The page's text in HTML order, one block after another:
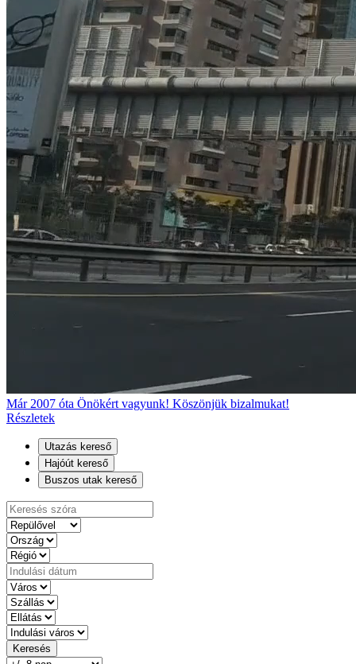
Már 2007 óta Önökért vagyunk! Köszönjük bizalmukat!
Részletek
Utazás kereső
Hajóút kereső
Buszos utak kereső
Keresés